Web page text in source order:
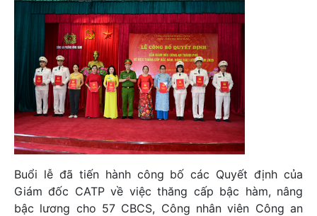
Buổi lễ đã tiến hành công bố các Quyết định của
Giám đốc CATP về việc thăng cấp bậc hàm, nâng
bậc lương cho 57 CBCS, Công nhân viên Công an